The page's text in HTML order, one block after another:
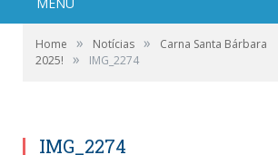
Home » Notícias »
Carna Santa Bárbara
2025!
» IMG_2274
IMG_2274